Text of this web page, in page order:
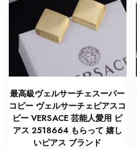
最高級ヴェルサーチェスーパー
コピー ヴェルサーチェピアスコ
ピー VERSACE 芸能人愛用 ピ
アス 2518664 もらって 嬉し
いピアス ブランド